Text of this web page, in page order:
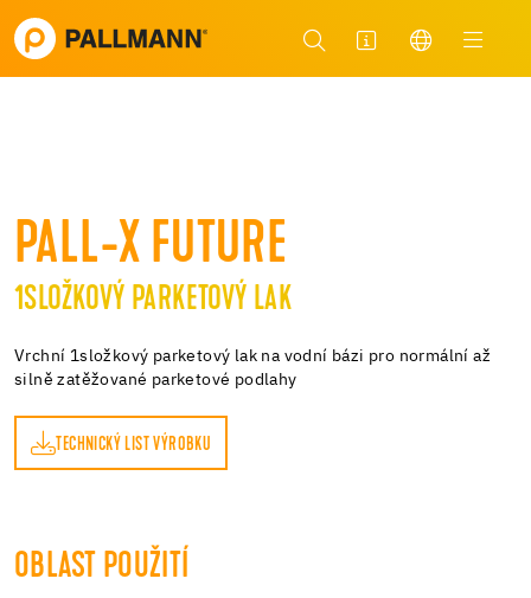
PALL-X FUTURE
1SLOŽKOVÝ PARKETOVÝ LAK
Vrchní 1složkový parketový lak na vodní bázi pro normální až
silně zatěžované parketové podlahy
TECHNICKÝ LIST VÝROBKU
OBLAST POUŽITÍ